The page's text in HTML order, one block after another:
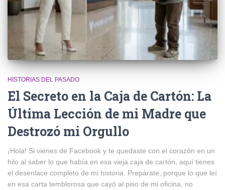
HISTORIAS DEL PASADO
El Secreto en la Caja de Cartón: La
Última Lección de mi Madre que
Destrozó mi Orgullo
¡Hola! Si vienes de Facebook y te quedaste con el corazón en un
hilo al saber lo que había en esa vieja caja de cartón, aquí tienes
el desenlace completo de mi historia. Prepárate, porque lo que leí
en esa carta temblorosa que cayó al piso de mi oficina, no